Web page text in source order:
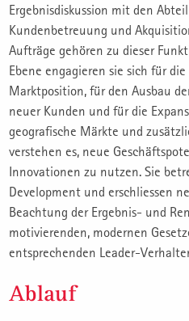
Ergebnisdiskussion mit den
Kundenbetreuung und
Aufträge gehören zu dieser
Ebene engagieren sie sich für
Marktposition, für den Ausbau
neuer Kunden und für die
geografische Märkte und
verstehen es, neue
Innovationen zu nutzen. Sie
Development und erschliessen
Beachtung der Ergebnis- und
motivierenden, modernen
entsprechenden Leader-
Ablauf